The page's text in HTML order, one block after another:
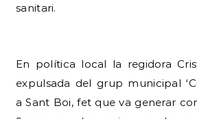
sanitari.
En política local la regidora
expulsada del grup municipal
a Sant Boi, fet que va generar